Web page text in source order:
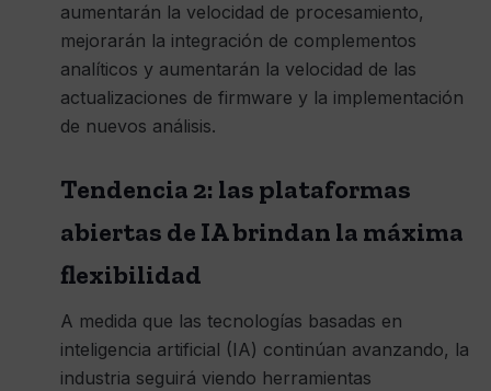
aumentarán la velocidad de procesamiento,
mejorarán la integración de complementos
analíticos y aumentarán la velocidad de las
actualizaciones de firmware y la implementación
de nuevos análisis.
Tendencia 2: las plataformas
abiertas de IA brindan la máxima
flexibilidad
A medida que las tecnologías basadas en
inteligencia artificial (IA) continúan avanzando, la
industria seguirá viendo herramientas